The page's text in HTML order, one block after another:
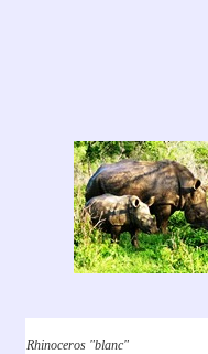
Rhinoceros "blanc"